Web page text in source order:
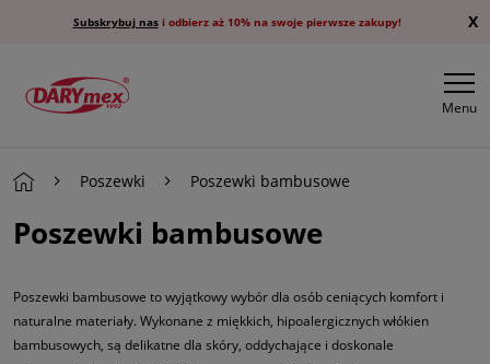
Subskrybuj nasi odbierz aż 10% na swoje pierwsze zakupy! X
Menu
Poszewki Poszewki bambusowe
Poszewki bambusowe
Poszewki bambusowe to wyjątkowy wybór dla osób ceniących komfort i
naturalne materiały. Wykonane z miękkich, hipoalergicznych włókien
bambusowych, są delikatne dla skóry, oddychające i doskonale